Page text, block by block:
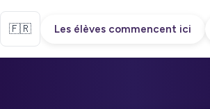
🇫🇷 Les élèves commencent ici